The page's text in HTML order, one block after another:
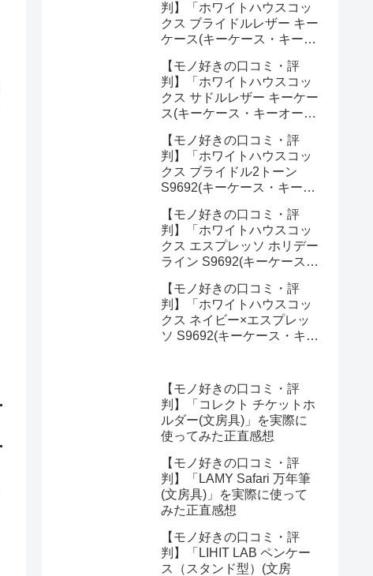
判】「ホワイトハウスコッ
クス ブライドルレザー キー
ケース(キーケース・キーオ
ってみた正直感想
【モノ好きの口コミ・評
判】「ホワイトハウスコッ
クス サドルレザー キーケー
ス(キーケース・キーオーガ
みた正直感想
【モノ好きの口コミ・評
判】「ホワイトハウスコッ
クス ブライドル2トーン
S9692(キーケース・キーオ
ってみた正直感想
【モノ好きの口コミ・評
判】「ホワイトハウスコッ
クス エスプレッソ ホリデー
ライン S9692(キーケース・
際に使ってみた正直感想
【モノ好きの口コミ・評
判】「ホワイトハウスコッ
クス ネイビー×エスプレッ
ソ S9692(キーケース・キー
【モノ好きの口コミ・評
判】「コレクト チケットホ
ルダー(文房具)」を実際に
使ってみた正直感想
【モノ好きの口コミ・評
判】「LAMY Safari 万年筆
(文房具)」を実際に使って
みた正直感想
【モノ好きの口コミ・評
判】「LIHIT LAB ペンケー
ス（スタンド型）(文房